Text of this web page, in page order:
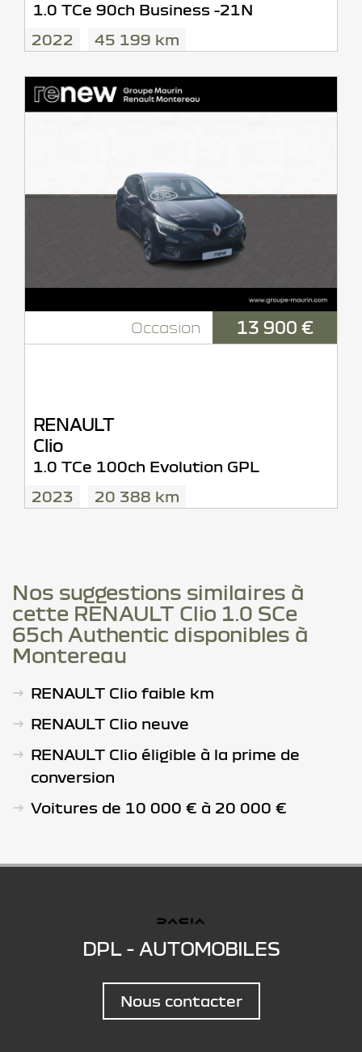
1.0 TCe 90ch Business -21N
2022
45 199 km
Occasion 13 900 €
RENAULT
Clio
1.0 TCe 100ch Evolution GPL
2023
20 388 km
Nos suggestions similaires à
cette RENAULT Clio 1.0 SCe
65ch Authentic disponibles à
Montereau
RENAULT Clio faible km
RENAULT Clio neuve
RENAULT Clio éligible à la prime de
conversion
Voitures de 10 000 € à 20 000 €
DPL - AUTOMOBILES
Nous contacter